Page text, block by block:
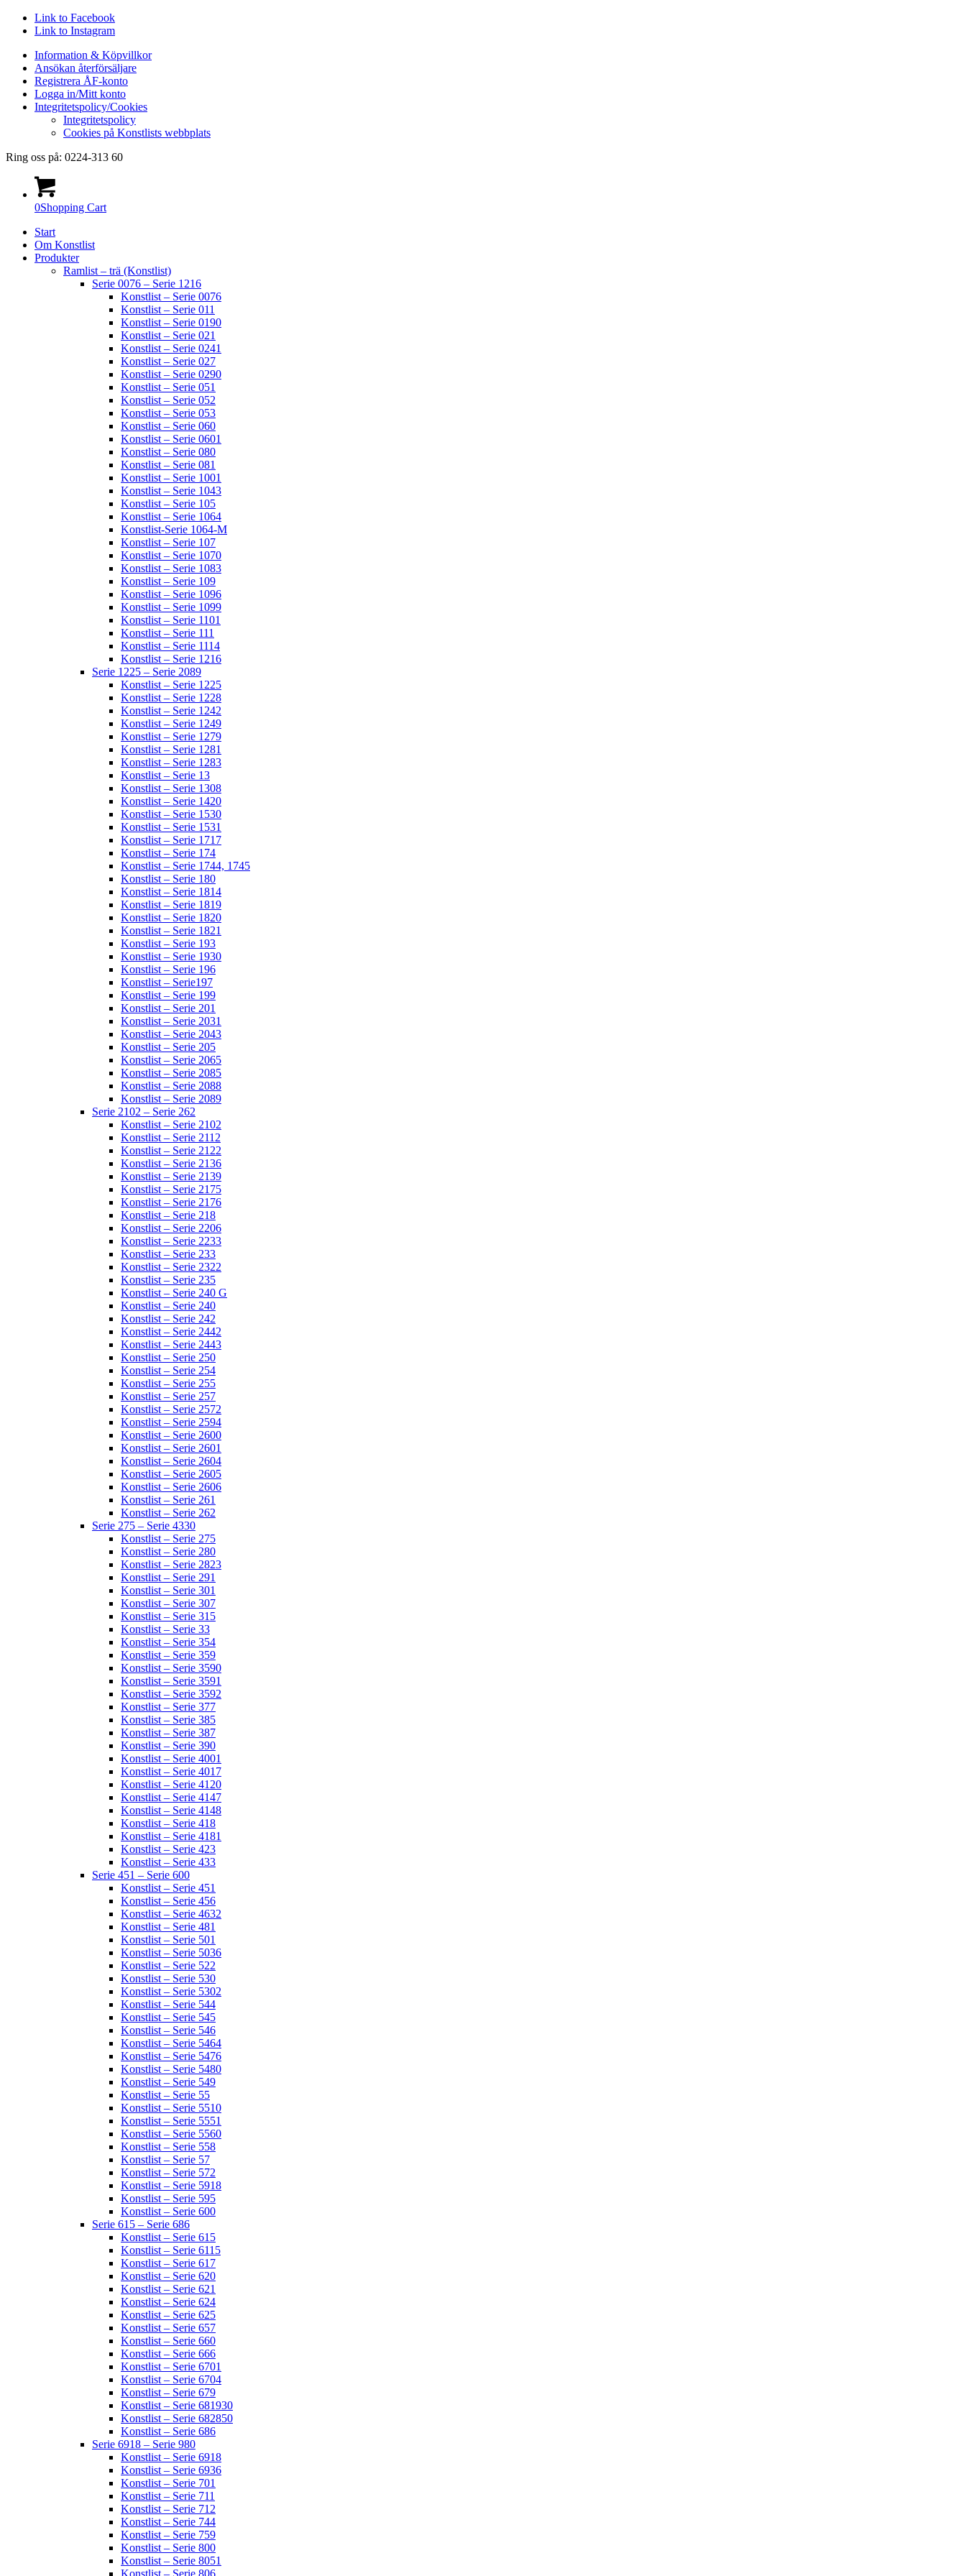
Link to Facebook
Link to Instagram
Information & Köpvillkor
Ansökan återförsäljare
Registrera ÅF-konto
Logga in/Mitt konto
Integritetspolicy/Cookies
Integritetspolicy
Cookies på Konstlists webbplats
Ring oss på: 0224-313 60
0Shopping Cart
Start
Om Konstlist
Produkter
Ramlist – trä (Konstlist)
Serie 0076 – Serie 1216
Konstlist – Serie 0076
Konstlist – Serie 011
Konstlist – Serie 0190
Konstlist – Serie 021
Konstlist – Serie 0241
Konstlist – Serie 027
Konstlist – Serie 0290
Konstlist – Serie 051
Konstlist – Serie 052
Konstlist – Serie 053
Konstlist – Serie 060
Konstlist – Serie 0601
Konstlist – Serie 080
Konstlist – Serie 081
Konstlist – Serie 1001
Konstlist – Serie 1043
Konstlist – Serie 105
Konstlist – Serie 1064
Konstlist-Serie 1064-M
Konstlist – Serie 107
Konstlist – Serie 1070
Konstlist – Serie 1083
Konstlist – Serie 109
Konstlist – Serie 1096
Konstlist – Serie 1099
Konstlist – Serie 1101
Konstlist – Serie 111
Konstlist – Serie 1114
Konstlist – Serie 1216
Serie 1225 – Serie 2089
Konstlist – Serie 1225
Konstlist – Serie 1228
Konstlist – Serie 1242
Konstlist – Serie 1249
Konstlist – Serie 1279
Konstlist – Serie 1281
Konstlist – Serie 1283
Konstlist – Serie 13
Konstlist – Serie 1308
Konstlist – Serie 1420
Konstlist – Serie 1530
Konstlist – Serie 1531
Konstlist – Serie 1717
Konstlist – Serie 174
Konstlist – Serie 1744, 1745
Konstlist – Serie 180
Konstlist – Serie 1814
Konstlist – Serie 1819
Konstlist – Serie 1820
Konstlist – Serie 1821
Konstlist – Serie 193
Konstlist – Serie 1930
Konstlist – Serie 196
Konstlist – Serie197
Konstlist – Serie 199
Konstlist – Serie 201
Konstlist – Serie 2031
Konstlist – Serie 2043
Konstlist – Serie 205
Konstlist – Serie 2065
Konstlist – Serie 2085
Konstlist – Serie 2088
Konstlist – Serie 2089
Serie 2102 – Serie 262
Konstlist – Serie 2102
Konstlist – Serie 2112
Konstlist – Serie 2122
Konstlist – Serie 2136
Konstlist – Serie 2139
Konstlist – Serie 2175
Konstlist – Serie 2176
Konstlist – Serie 218
Konstlist – Serie 2206
Konstlist – Serie 2233
Konstlist – Serie 233
Konstlist – Serie 2322
Konstlist – Serie 235
Konstlist – Serie 240 G
Konstlist – Serie 240
Konstlist – Serie 242
Konstlist – Serie 2442
Konstlist – Serie 2443
Konstlist – Serie 250
Konstlist – Serie 254
Konstlist – Serie 255
Konstlist – Serie 257
Konstlist – Serie 2572
Konstlist – Serie 2594
Konstlist – Serie 2600
Konstlist – Serie 2601
Konstlist – Serie 2604
Konstlist – Serie 2605
Konstlist – Serie 2606
Konstlist – Serie 261
Konstlist – Serie 262
Serie 275 – Serie 4330
Konstlist – Serie 275
Konstlist – Serie 280
Konstlist – Serie 2823
Konstlist – Serie 291
Konstlist – Serie 301
Konstlist – Serie 307
Konstlist – Serie 315
Konstlist – Serie 33
Konstlist – Serie 354
Konstlist – Serie 359
Konstlist – Serie 3590
Konstlist – Serie 3591
Konstlist – Serie 3592
Konstlist – Serie 377
Konstlist – Serie 385
Konstlist – Serie 387
Konstlist – Serie 390
Konstlist – Serie 4001
Konstlist – Serie 4017
Konstlist – Serie 4120
Konstlist – Serie 4147
Konstlist – Serie 4148
Konstlist – Serie 418
Konstlist – Serie 4181
Konstlist – Serie 423
Konstlist – Serie 433
Serie 451 – Serie 600
Konstlist – Serie 451
Konstlist – Serie 456
Konstlist – Serie 4632
Konstlist – Serie 481
Konstlist – Serie 501
Konstlist – Serie 5036
Konstlist – Serie 522
Konstlist – Serie 530
Konstlist – Serie 5302
Konstlist – Serie 544
Konstlist – Serie 545
Konstlist – Serie 546
Konstlist – Serie 5464
Konstlist – Serie 5476
Konstlist – Serie 5480
Konstlist – Serie 549
Konstlist – Serie 55
Konstlist – Serie 5510
Konstlist – Serie 5551
Konstlist – Serie 5560
Konstlist – Serie 558
Konstlist – Serie 57
Konstlist – Serie 572
Konstlist – Serie 5918
Konstlist – Serie 595
Konstlist – Serie 600
Serie 615 – Serie 686
Konstlist – Serie 615
Konstlist – Serie 6115
Konstlist – Serie 617
Konstlist – Serie 620
Konstlist – Serie 621
Konstlist – Serie 624
Konstlist – Serie 625
Konstlist – Serie 657
Konstlist – Serie 660
Konstlist – Serie 666
Konstlist – Serie 6701
Konstlist – Serie 6704
Konstlist – Serie 679
Konstlist – Serie 681930
Konstlist – Serie 682850
Konstlist – Serie 686
Serie 6918 – Serie 980
Konstlist – Serie 6918
Konstlist – Serie 6936
Konstlist – Serie 701
Konstlist – Serie 711
Konstlist – Serie 712
Konstlist – Serie 744
Konstlist – Serie 759
Konstlist – Serie 800
Konstlist – Serie 8051
Konstlist – Serie 806